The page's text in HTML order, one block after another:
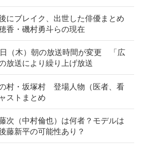
にブレイク、出世した俳優まとめ
香・磯村勇斗らの現在
日（木）朝の放送時間が変更 「広
放送により繰り上げ放送
の村・坂塚村 登場人物（医者、看
ストまとめ
次（中村倫也）は何者？モデルは
藤新平の可能性あり？